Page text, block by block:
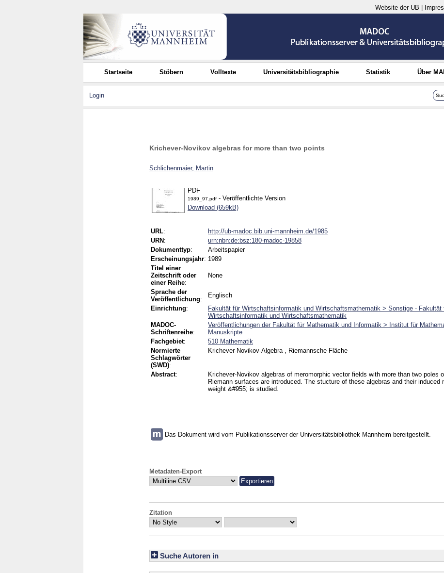
Website der UB
Startseite Stöbern Volltexte Universitätsbibliographie Statistik Über
Login
Krichever-Novikov algebras for more than two points
Schlichenmaier, Martin
PDF
1989_97.pdf - Veröffentlichte Version
Download (659kB)
URL:
http://ub-madoc.bib.uni-mannheim.de/1985
URN :
urn:nbn:de:bsz:180-madoc-19858
Dokumenttyp:
Arbeitspapier
Erscheinungsjahr: 1989
Titel einer
Zeitschrift oder
einer Reihe:
None
Sprache der
Veröffentlichung:
Englisch
Einrichtung:
Fakultät für Wirtschaftsinformatik und Wirtschaftsmathematik > Sonstige - Fakultät
Wirtschaftsinformatik und Wirtschaftsmathematik
MADOC-
Schriftenreihe:
Veröffentlichungen der Fakultät für Mathematik und Informatik > Institut für
Manuskripte
Fachgebiet:
510 Mathematik
Normierte
Schlagwörter
(SWD):
Krichever-Novikov-Algebra , Riemannsche Fläche
Abstract:
Krichever-Novikov algebras of meromorphic vector fields with more than two poles
Riemann surfaces are introduced. The stucture of these algebras and their induced
weight &#955; is studied.
Das Dokument wird vom Publikationsserver der Universitätsbibliothek Mannheim bereitgestellt.
Metadaten-Export
Zitation
Suche Autoren in